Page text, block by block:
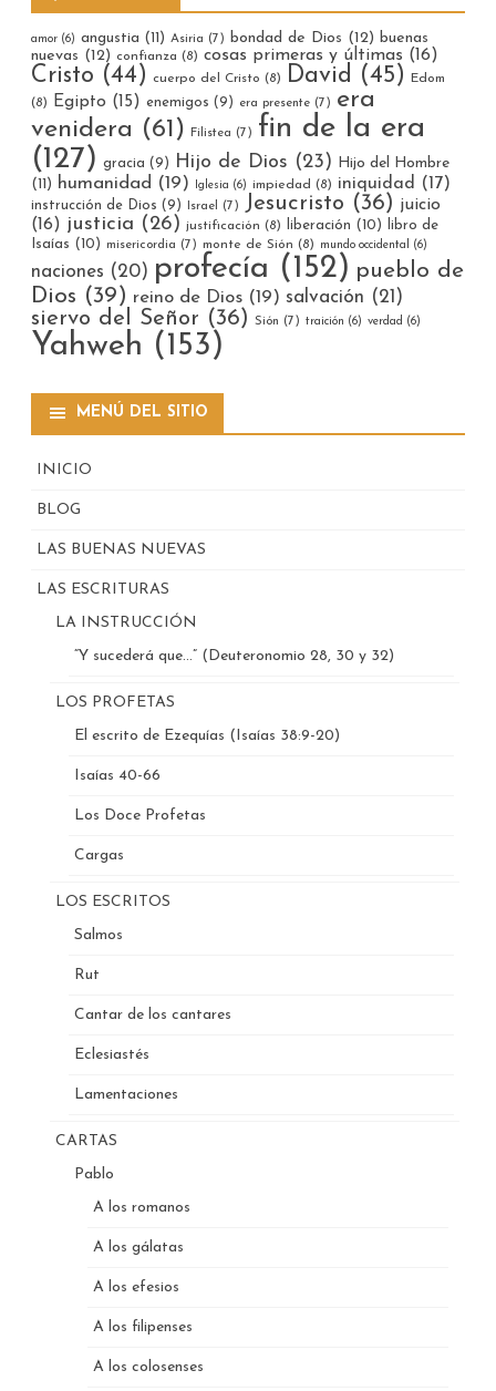
amor (6) angustia (11) Asiria (7) bondad de Dios (12) buenas
nuevas (12) confianza (8) cosas primeras y últimas (16)
Cristo (44) cuerpo del Cristo (8) David (45)
Edom
(8)
Egipto (15) enemigos (9) era presente (7) era
venidera (61) Filistea (7) fin de la era
(127) gracia (9) Hijo de Dios (23)
Hijo del Hombre
(11)
humanidad (19) Iglesia (6) impiedad (8) iniquidad (17)
instrucción de Dios (9) Israel (7) Jesucristo (36) juicio
(16) justicia (26) justificación (8) liberación (10)
libro de
Isaías (10) misericordia (7) monte de Sión (8) mundo occidental (6)
naciones (20) profecía (152) pueblo de
Dios (39) reino de Dios (19) salvación (21)
siervo del Señor (36) Sión (7) traición (6) verdad (6)
Yahweh (153)
MENÚ DEL SITIO
INICIO
BLOG
LAS BUENAS NUEVAS
LAS ESCRITURAS
LA INSTRUCCIÓN
“Y sucederá que…” (Deuteronomio 28, 30 y 32)
LOS PROFETAS
El escrito de Ezequías (Isaías 38:9-20)
Isaías 40-66
Los Doce Profetas
Cargas
LOS ESCRITOS
Salmos
Rut
Cantar de los cantares
Eclesiastés
Lamentaciones
CARTAS
Pablo
A los romanos
A los gálatas
A los efesios
A los filipenses
A los colosenses